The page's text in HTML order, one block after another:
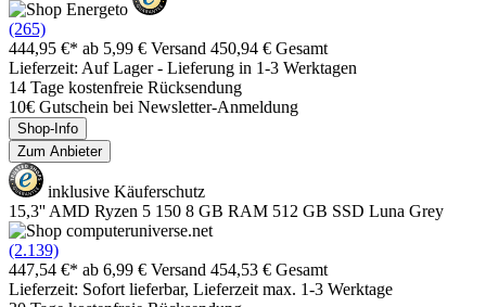
(265)
444,95 €* ab 5,99 € Versand 450,94 € Gesamt
Lieferzeit: Auf Lager - Lieferung in 1-3 Werktagen
14 Tage kostenfreie Rücksendung
10€ Gutschein bei Newsletter-Anmeldung
Shop-Info
Zum Anbieter
inklusive Käuferschutz
15,3'' AMD Ryzen 5 150 8 GB RAM 512 GB SSD Luna Grey
(2.139)
447,54 €* ab 6,99 € Versand 454,53 € Gesamt
Lieferzeit: Sofort lieferbar, Lieferzeit max. 1-3 Werktage